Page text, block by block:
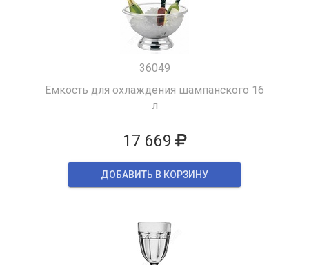
36049
Емкость для охлаждения шампанского 16
л
17 669
ДОБАВИТЬ В КОРЗИНУ